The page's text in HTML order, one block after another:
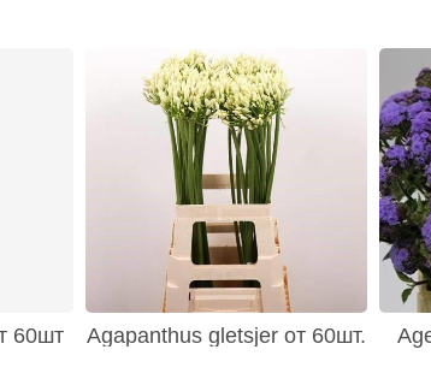
60шт Agapanthus gletsjer от 60шт.